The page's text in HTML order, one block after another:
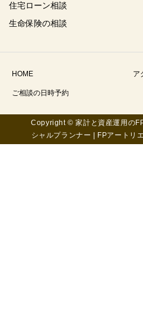
住宅ローン相談
生命保険の相談
HOME ア
ご相談の日時予約
Copyright © 家計と資産運用の
シャルプランナー | FPアート